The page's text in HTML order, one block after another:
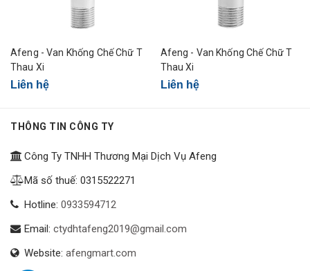
Afeng - Van Khống Chế Chữ T
Thau Xi
Liên hệ
Afeng - Van Khống Chế Chữ T
Thau Xi
Liên hệ
THÔNG TIN CÔNG TY
Công Ty TNHH Thương Mại Dịch Vụ Afeng
Mã số thuế: 0315522271
Hotline: 0933594712
Email: ctydhtafeng2019@gmail.com
Website: afengmart.com